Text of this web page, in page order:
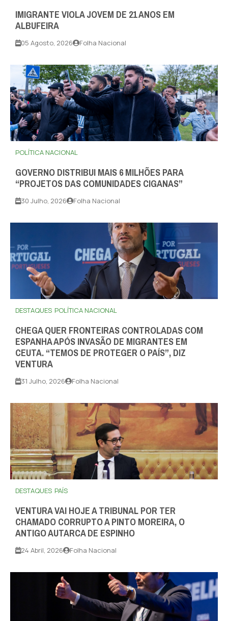
IMIGRANTE VIOLA JOVEM DE 21 ANOS EM
ALBUFEIRA
05 Agosto, 2026 Folha Nacional
POLÍTICA NACIONAL
GOVERNO DISTRIBUI MAIS 6 MILHÕES PARA
“PROJETOS DAS COMUNIDADES CIGANAS”
30 Julho, 2026 Folha Nacional
DESTAQUES POLÍTICA NACIONAL
CHEGA QUER FRONTEIRAS CONTROLADAS COM
ESPANHA APÓS INVASÃO DE MIGRANTES EM
CEUTA. “TEMOS DE PROTEGER O PAÍS”, DIZ
VENTURA
31 Julho, 2026 Folha Nacional
DESTAQUES PAÍS
VENTURA VAI HOJE A TRIBUNAL POR TER
CHAMADO CORRUPTO A PINTO MOREIRA, O
ANTIGO AUTARCA DE ESPINHO
24 Abril, 2026 Folha Nacional